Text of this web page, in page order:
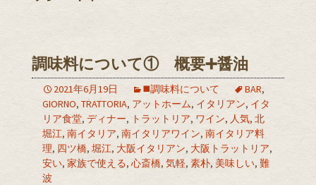
調味料について① 概要➕醤油
2021年6月19日 ◼️調味料について BAR,
GIORNO, TRATTORIA, アットホーム, イタリアン, イタ
リア食堂, ディナー, トラットリア, ワイン, 人気, 北
堀江, 南イタリア, 南イタリアワイン, 南イタリア料
理, 四ツ橋, 堀江, 大阪イタリアン, 大阪トラットリア,
安い, 家族で使える, 心斎橋, 気軽, 素朴, 美味しい, 難
波